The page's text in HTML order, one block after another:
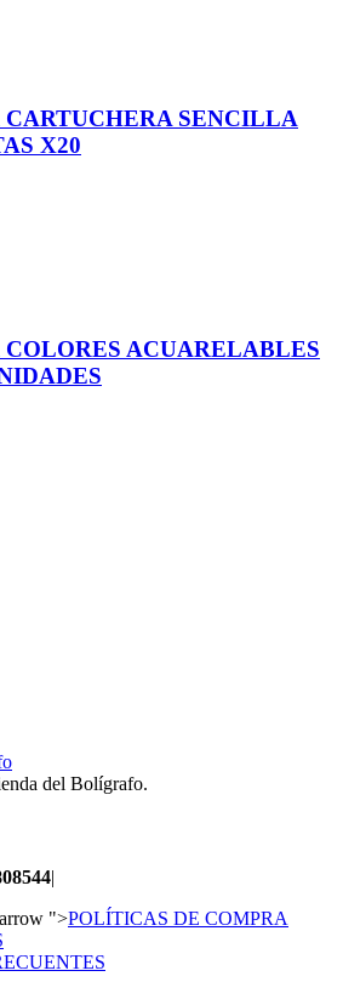
CARTUCHERA SENCILLA
X20
ACUARELABLES
del Bolígrafo.
|
">POLÍTICAS DE COMPRA